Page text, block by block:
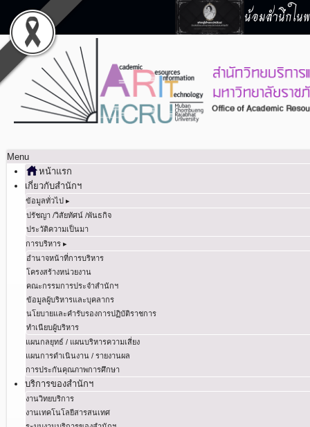
น้อมสำนึกใน
Menu
หน้าแรก
เกี่ยวกับสำนักฯ
ข้อมูลทั่วไป ▸
ปรัชญา /วิสัยทัศน์ /พันธกิจ
ประวัติความเป็นมา
การบริหาร ▸
อำนาจหน้าที่การบริหาร
โครงสร้างหน่วยงาน
คณะกรรมการประจำสำนักฯ
ข้อมูลผู้บริหารและบุคลากร
นโยบายและคำรับรองการปฏิบัติราชการ
ทำเนียบผู้บริหาร
แผนกลยุทธ์ / แผนบริหารความเสี่ยง
แผนการดำเนินงาน / รายงานผล
การประกันคุณภาพการศึกษา
บริการของสำนักฯ
งานวิทยบริการ
งานเทคโนโลยีสารสนเทศ